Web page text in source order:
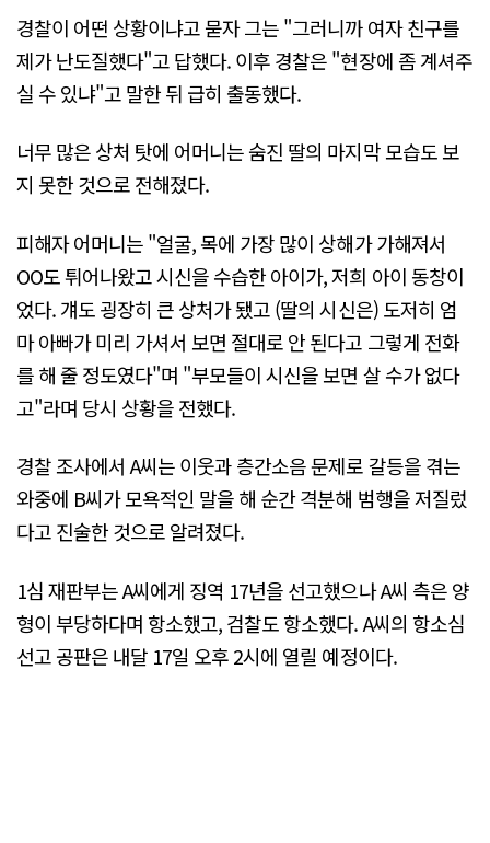
경찰이 어떤 상황이냐고 묻자 그는 "그러니까 여자 친구를
제가 난도질했다"고 답했다. 이후 경찰은 "현장에 좀 계셔주
실 수 있냐"고 말한 뒤 급히 출동했다.
너무 많은 상처 탓에 어머니는 숨진 딸의 마지막 모습도 보
지 못한 것으로 전해졌다.
피해자 어머니는 "얼굴, 목에 가장 많이 상해가 가해져서
OO도 튀어나왔고 시신을 수습한 아이가, 저희 아이 동창이
었다. 걔도 굉장히 큰 상처가 됐고 (딸의 시신은) 도저히 엄
마 아빠가 미리 가셔서 보면 절대로 안 된다고 그렇게 전화
를 해 줄 정도였다"며 "부모들이 시신을 보면 살 수가 없다
고"라며 당시 상황을 전했다.
경찰 조사에서 A씨는 이웃과 층간소음 문제로 갈등을 겪는
와중에 B씨가 모욕적인 말을 해 순간 격분해 범행을 저질렀
다고 진술한 것으로 알려졌다.
1심 재판부는 A씨에게 징역 17년을 선고했으나 A씨 측은 양
형이 부당하다며 항소했고, 검찰도 항소했다. A씨의 항소심
선고 공판은 내달 17일 오후 2시에 열릴 예정이다.